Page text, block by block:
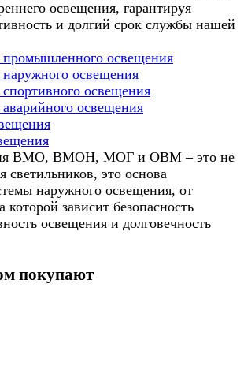
освещения, гарантируя
и долгий срок службы нашей
промышленного освещения
освещения
освещения
освещения
ВМО, ВМОН, МОГ и ОВМ – это не
светильников, это основа
наружного освещения, от
которой зависит безопасность
освещения и долговечность
покупают